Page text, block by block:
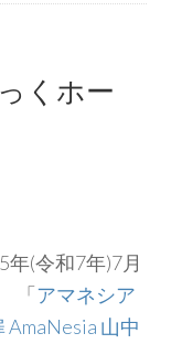
くホー
年(令和7年)7月
「アマネシア
AmaNesia 山中